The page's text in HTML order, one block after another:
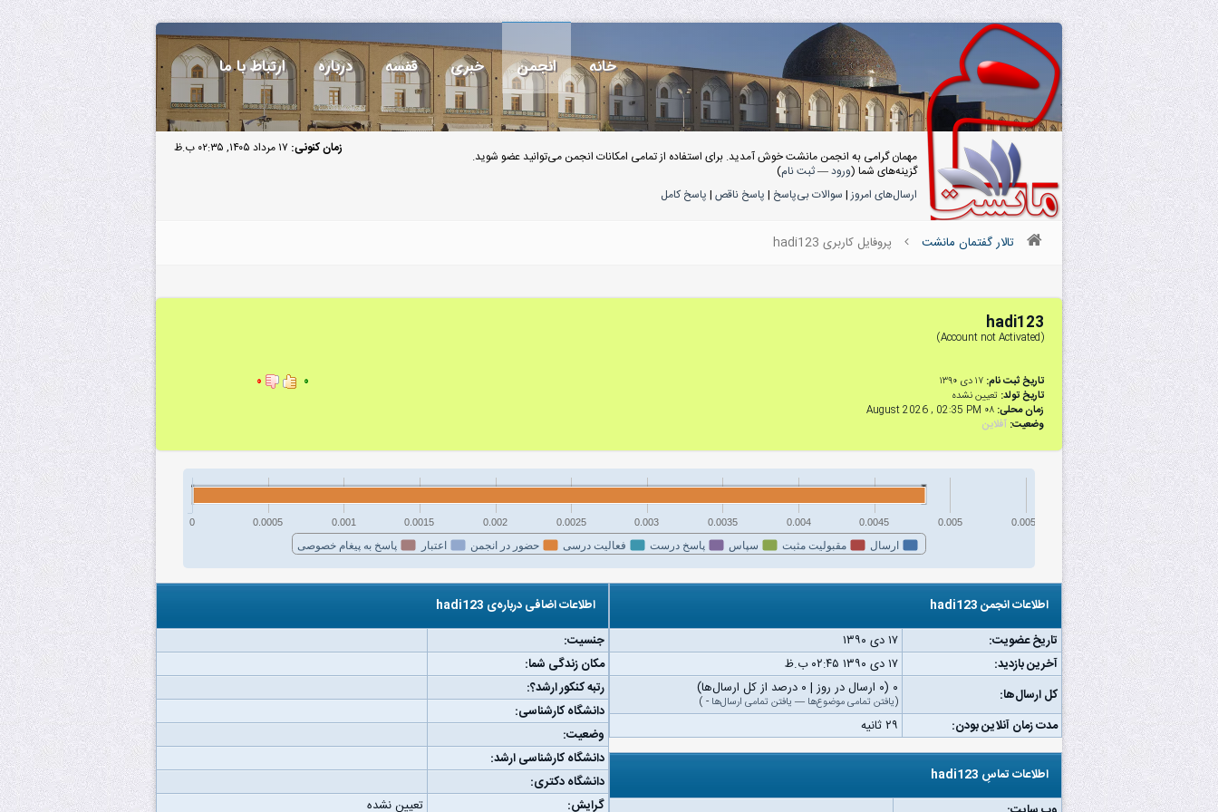
خانه انجمن خبری قفسه درباره ارتباط با ما
زمان کنونی: ۱۷ مرداد ۱۴۰۵, ۰۲:۳۵ ب.ظ
مهمان گرامی به انجمن مانشت خوش آمدید. برای استفاده از تمامی امکانات انجمن می‌توانید عضو شوید.
گزینه‌های شما (ورود—ثبت نام)
ارسال‌های امروز| سوالات بی‌پاسخ | پاسخ ناقص | پاسخ کامل
تالار گفتمان مانشت پروفایل کاربری hadi123
hadi123
(Account not Activated)
تاریخ ثبت نام: ۱۷ دى ۱۳۹۰
تاریخ تولد: تعیین نشده
زمان محلی: ۰۸ August 2026 , 02:35 PM
وضعیت: آفلاین
۰ ۰
ارسال مقبولیت مثبت سپاس پاسخ درست فعالیت درسی حضور در انجمن اعتبار پاسخ به پیغام خصوصی
0 0.0005 0.001 0.0015 0.002 0.0025 0.003 0.0035 0.004 0.0045 0.005 0.0055
اطلاعات انجمن hadi123
تاریخ عضویت:
۱۷ دى ۱۳۹۰
آخرین بازدید:
۱۷ دى ۱۳۹۰ ۰۲:۴۵ ب.ظ
کل ارسال‌ها:
۰ (۰ ارسال در روز | ۰ درصد از کل ارسال‌ها)
(یافتن تمامی موضوع‌ها — یافتن تمامی ارسال‌ها -
)
مدت زمان آنلاین بودن: ۲۹ ثانیه
اطلاعات تماسِ hadi123
اطلاعات اضافی درباره‌ی hadi123
جنسیت:
مکان زندگی شما:
رتبه کنکور ارشد؟:
دانشگاه کارشناسی:
وضعیت:
دانشگاه کارشناسی ارشد:
دانشگاه دکتری:
گرایش:
تعیین نشده